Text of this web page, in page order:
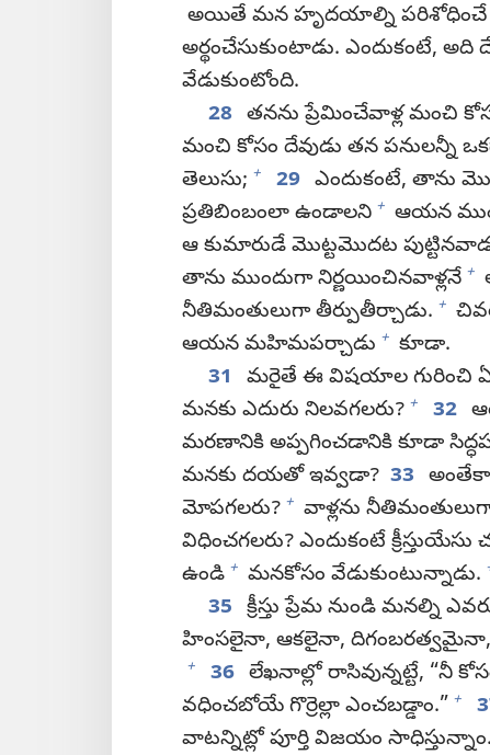
అయితే మన హృదయాల్ని పరిశోధించే
అర్థంచేసుకుంటాడు. ఎందుకంటే, అది
వేడుకుంటోంది.
28 తనను ప్రేమించేవాళ్ల మంచి
మంచి కోసం దేవుడు తన పనులన్నీ
తెలుసు; + 29 ఎందుకంటే, తాను
ప్రతిబింబంలా ఉండాలని + ఆయన
ఆ కుమారుడే మొట్టమొదట
తాను ముందుగా నిర్ణయించినవాళ్లనే +
నీతిమంతులుగా తీర్పుతీర్చాడు. +
ఆయన మహిమపర్చాడు + కూడా.
31
మరైతే ఈ విషయాల గురించి
మనకు ఎదురు నిలవగలరు? + 32
మరణానికి అప్పగించడానికి కూడా
మనకు దయతో ఇవ్వడా? 33
మోపగలరు? + వాళ్లను
విధించగలరు? ఎందుకంటే
ఉండి + మనకోసం వేడుకుంటున్నాడు.
35 క్రీస్తు ప్రేమ నుండి మనల్ని
హింసలైనా, ఆకలైనా,
+ 36 లేఖనాల్లో రాసివున్నట్టే, “నీ
వధించబోయే గొర్రెల్లా ఎంచబడ్డాం.” +
వాటన్నిట్లో పూర్తి విజయం సాధిస్తున్నాం.